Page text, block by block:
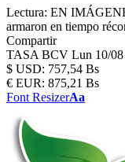
Lectura: EN
armaron en tiempo
Compartir
TASA BCV Lun 10/08
$ USD: 757,54 Bs
€ EUR: 875,21 Bs
Font ResizerAa